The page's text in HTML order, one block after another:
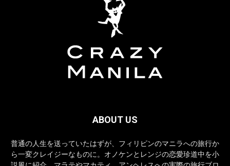
ABOUT US
普通の人生を送っていたはずが、フィリピンのマニラへの旅行か
ら一変クレイジーなものに。オノケンとレンジの恋愛珍道中を小